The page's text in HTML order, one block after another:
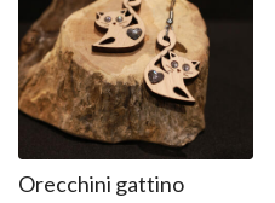
Orecchini gattino